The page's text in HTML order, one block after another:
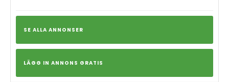
SE ALLA ANNONSER
LÄGG IN ANNONS GRATIS